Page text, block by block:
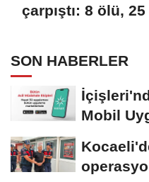
çarpıştı: 8 ölü, 25
SON HABERLER
Mobil